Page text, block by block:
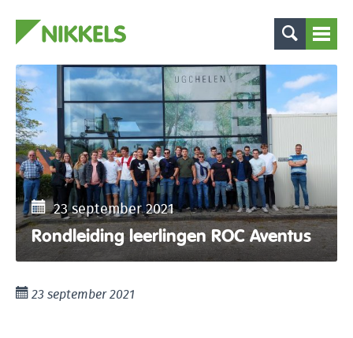
23 september 2021
Rondleiding leerlingen ROC Aventus
23 september 2021